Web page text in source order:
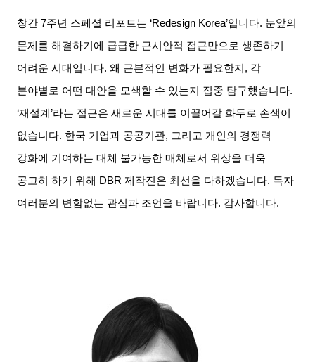
창간 7주년 스페셜 리포트는 ‘Redesign Korea’입니다. 눈앞의
문제를 해결하기에 급급한 근시안적 접근만으로 생존하기
어려운 시대입니다.왜 근본적인 변화가 필요한지 , 각
분야별로 어떤 대안을 모색할 수 있는지 집중 탐구했습니다.
‘재설계 ’라는 접근은 새로운 시대를 이끌어갈 화두로 손색이
없습니다. 한국 기업과 공공기관, 그리고 개인의 경쟁력
강화에 기여하는 대체 불가능한 매체로서 위상을 더욱
공고히 하기 위해 DBR제작진은 최선을 다하겠습니다. 독자
여러분의 변함없는 관심과 조언을 바랍니다. 감사합니다.